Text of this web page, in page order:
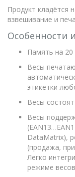
Продукт кладётся
взвешивание и
Особенности
Память на
Весы
этикетки
Весы
Весы
DataMatrix),
(продажа,
Легко
режиме